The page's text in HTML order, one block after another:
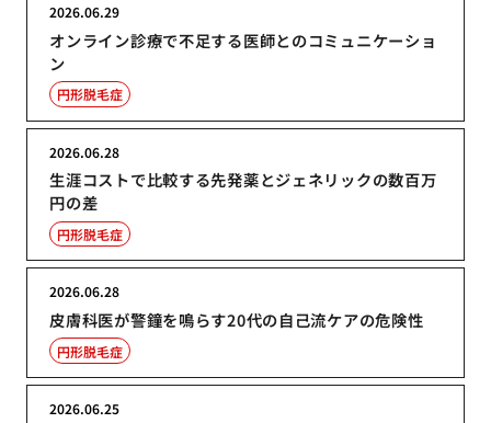
オンライン診療で不足する医師とのコミュニケーショ
ン
2026.06.29
円形脱毛症
生涯コストで比較する先発薬とジェネリックの数百万
円の差
2026.06.28
円形脱毛症
皮膚科医が警鐘を鳴らす20代の自己流ケアの危険性
2026.06.28
円形脱毛症
2026.06.25